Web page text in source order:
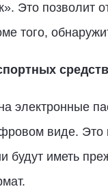
Это позволит
того,
средств
электронные
виде.
будут иметь